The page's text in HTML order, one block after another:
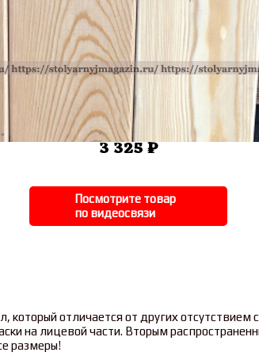
3 325 ₽
Посмотрите товар
по видеосвязи
который отличается от других
на лицевой части. Вторым
размеры!